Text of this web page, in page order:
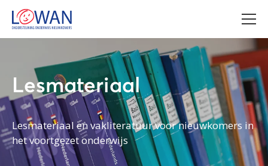
Lesmateriaal
Lesmateriaal en vakliteratuur voor nieuwkomers in
het voortgezet onderwijs